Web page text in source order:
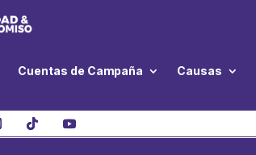
Cuentas de Campaña Causas